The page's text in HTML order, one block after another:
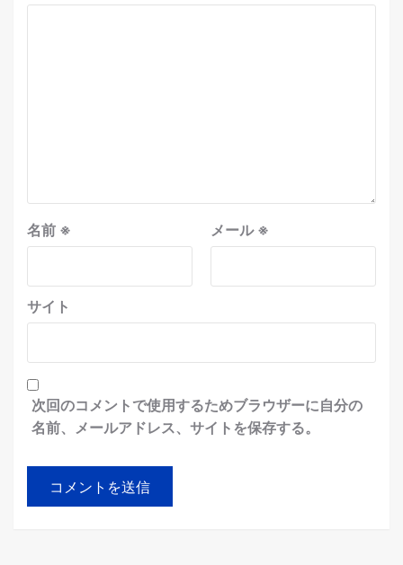
名前 ※ メール※
サイト
次回のコメントで使用するためブラウザーに自分の
名前、メールアドレス、サイトを保存する。